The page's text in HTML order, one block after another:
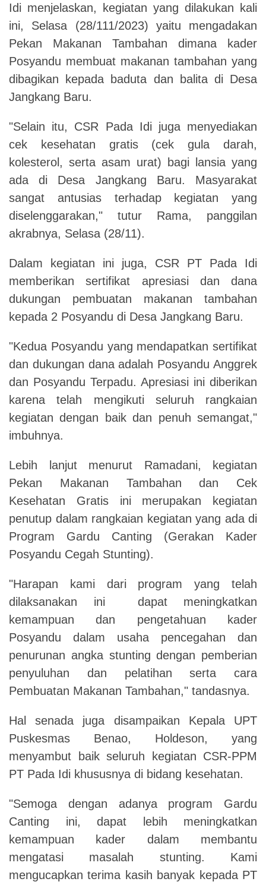
Idi menjelaskan, kegiatan yang dilakukan kali
ini, Selasa (28/111/2023) yaitu mengadakan
Pekan Makanan Tambahan dimana kader
Posyandu membuat makanan tambahan yang
dibagikan kepada baduta dan balita di Desa
Jangkang Baru.
"Selain itu, CSR Pada Idi juga menyediakan
cek kesehatan gratis (cek gula darah,
kolesterol, serta asam urat) bagi lansia yang
ada di Desa Jangkang Baru. Masyarakat
sangat antusias terhadap kegiatan yang
diselenggarakan," tutur Rama, panggilan
akrabnya, Selasa (28/11).
Dalam kegiatan ini juga, CSR PT Pada Idi
memberikan sertifikat apresiasi dan dana
dukungan pembuatan makanan tambahan
kepada 2 Posyandu di Desa Jangkang Baru.
"Kedua Posyandu yang mendapatkan sertifikat
dan dukungan dana adalah Posyandu Anggrek
dan Posyandu Terpadu. Apresiasi ini diberikan
karena telah mengikuti seluruh rangkaian
kegiatan dengan baik dan penuh semangat,"
imbuhnya.
Lebih lanjut menurut Ramadani, kegiatan
Pekan Makanan Tambahan dan Cek
Kesehatan Gratis ini merupakan kegiatan
penutup dalam rangkaian kegiatan yang ada di
Program Gardu Canting (Gerakan Kader
Posyandu Cegah Stunting).
"Harapan kami dari program yang telah
dilaksanakan ini dapat meningkatkan
kemampuan dan pengetahuan kader
Posyandu dalam usaha pencegahan dan
penurunan angka stunting dengan pemberian
penyuluhan dan pelatihan serta cara
Pembuatan Makanan Tambahan," tandasnya.
Hal senada juga disampaikan Kepala UPT
Puskesmas Benao, Holdeson, yang
menyambut baik seluruh kegiatan CSR-PPM
PT Pada Idi khususnya di bidang kesehatan.
"Semoga dengan adanya program Gardu
Canting ini, dapat lebih meningkatkan
kemampuan kader dalam membantu
mengatasi masalah stunting. Kami
mengucapkan terima kasih banyak kepada PT